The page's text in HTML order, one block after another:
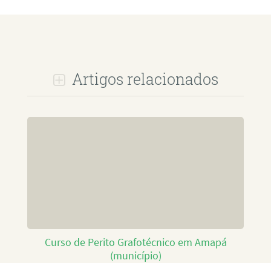
Artigos relacionados
Curso de Perito Grafotécnico em Amapá
(município)